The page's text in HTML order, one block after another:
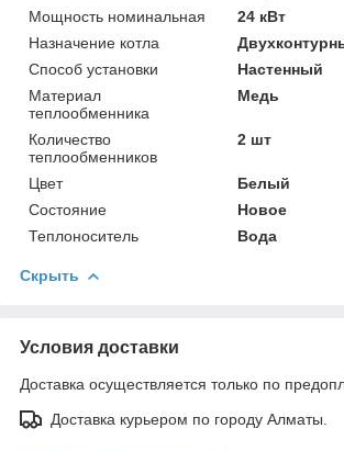
Мощность номинальная
24 кВт
Назначение котла
Способ установки
Настенный
Материал
теплообменника
Медь
Количество
теплообменников
2 шт
Цвет
Белый
Состояние
Новое
Теплоноситель
Вода
Скрыть
Условия доставки
Доставка осуществляется только по
Доставка курьером по городу Алматы.